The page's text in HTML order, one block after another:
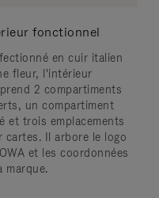
fonctionnel
en cuir italien
fleur, l'intérieur
2 compartiments
un compartiment
et trois emplacements
cartes. Il arbore le logo
et les coordonnées
marque.